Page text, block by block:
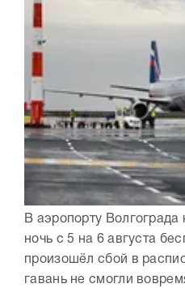
В аэропорту
ночь с 5 на 6 августа
произошёл сбой в
гавань не смогли